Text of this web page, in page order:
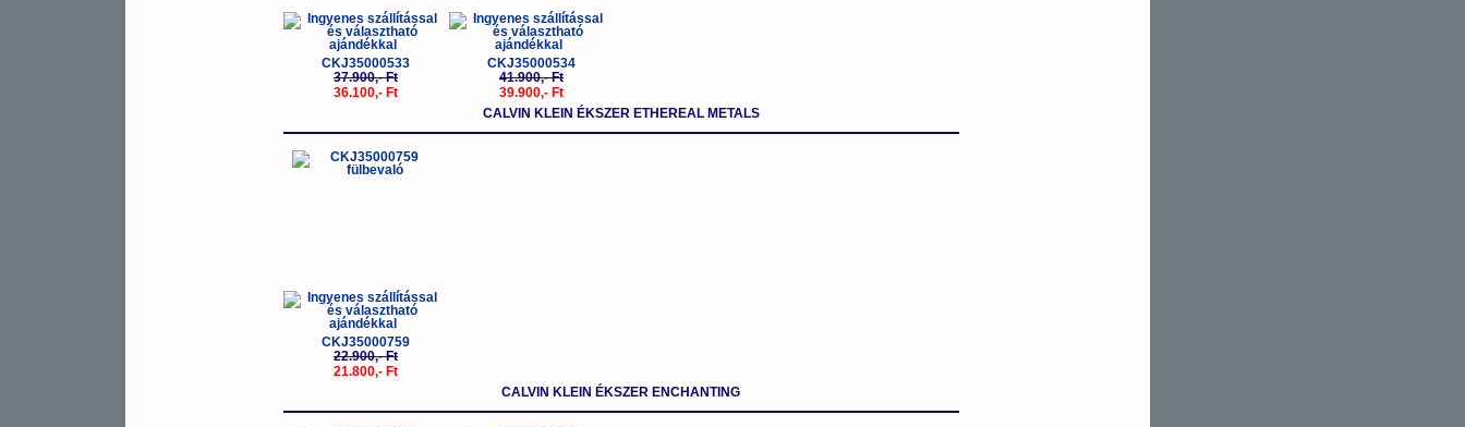
CKJ35000533
37.900,- Ft
36.100,- Ft
CKJ35000534
41.900,- Ft
39.900,- Ft
CALVIN KLEIN ÉKSZER ETHEREAL METALS
-5%
CKJ35000759
22.900,- Ft
21.800,- Ft
CALVIN KLEIN ÉKSZER ENCHANTING